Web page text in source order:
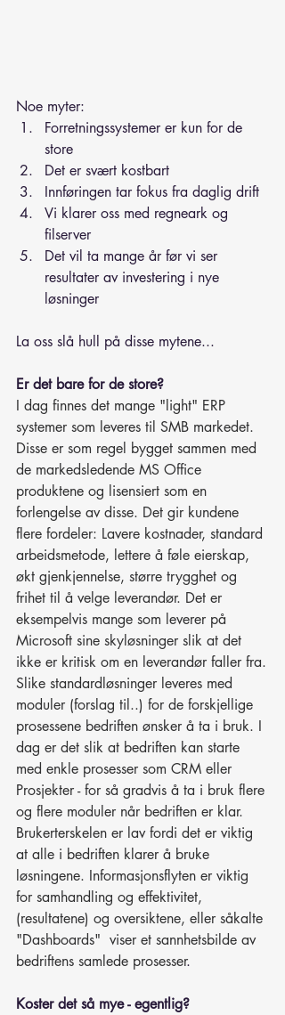
Noe myter:
Forretningssystemer er kun for de
store
Det er svært kostbart
Innføringen tar fokus fra daglig drift
Vi klarer oss med regneark og
filserver
Det vil ta mange år før vi ser
resultater av investering i nye
løsninger
La oss slå hull på disse mytene...
Er det bare for de store?
I dag finnes det mange "light" ERP
systemer som leveres til SMB markedet.
Disse er som regel bygget sammen med
de markedsledende MS Office
produktene og lisensiert som en
forlengelse av disse. Det gir kundene
flere fordeler: Lavere kostnader, standard
arbeidsmetode, lettere å føle eierskap,
økt gjenkjennelse, større trygghet og
frihet til å velge leverandør. Det er
eksempelvis mange som leverer på
Microsoft sine skyløsninger slik at det
ikke er kritisk om en leverandør faller fra.
Slike standardløsninger leveres med
moduler (forslag til..) for de forskjellige
prosessene bedriften ønsker å ta i bruk. I
dag er det slik at bedriften kan starte
med enkle prosesser som CRM eller
Prosjekter - for så gradvis å ta i bruk flere
og flere moduler når bedriften er klar.
Brukerterskelen er lav fordi det er viktig
at alle i bedriften klarer å bruke
løsningene. Informasjonsflyten er viktig
for samhandling og effektivitet,
(resultatene) og oversiktene, eller såkalte
"Dashboards"  viser et sannhetsbilde av
bedriftens samlede prosesser.
Koster det så mye - egentlig?